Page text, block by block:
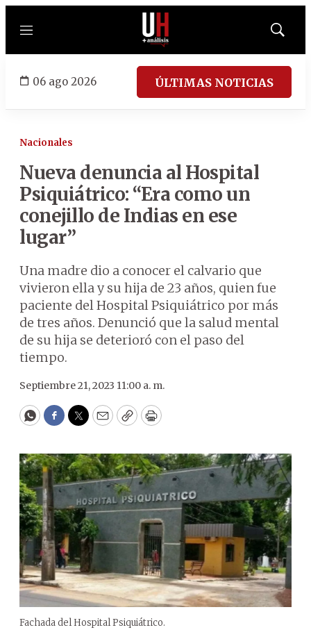
Menú
Mostrar
06 ago 2026 ÚLTIMAS NOTICIAS
Nacionales
Nueva denuncia al Hospital
Psiquiátrico: “Era como un
conejillo de Indias en ese
lugar”
Una madre dio a conocer el calvario que
vivieron ella y su hija de 23 años, quien fue
paciente del Hospital Psiquiátrico por más
de tres años. Denunció que la salud mental
de su hija se deterioró con el paso del
tiempo.
Septiembre 21, 2023 11:00 a. m.
WhatsApp
Facebook
Twitter
EmailCopyPrint
Fachada del Hospital Psiquiátrico.